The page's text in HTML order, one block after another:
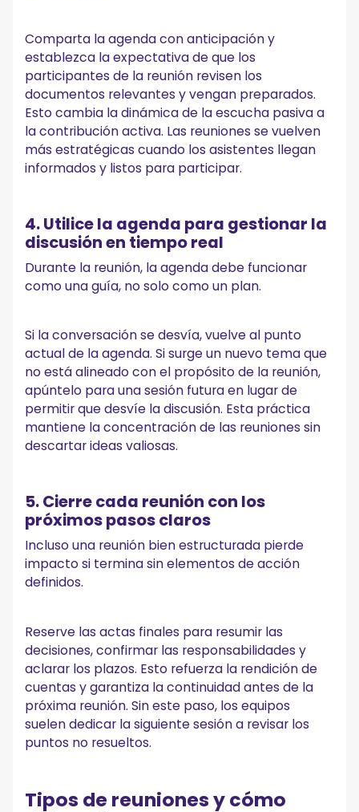
Comparta la agenda con anticipación y
establezca la expectativa de que los
participantes de la reunión revisen los
documentos relevantes y vengan preparados.
Esto cambia la dinámica de la escucha pasiva a
la contribución activa. Las reuniones se vuelven
más estratégicas cuando los asistentes llegan
informados y listos para participar.
4. Utilice la agenda para gestionar la
discusión en tiempo real
Durante la reunión, la agenda debe funcionar
como una guía, no solo como un plan.
Si la conversación se desvía, vuelve al punto
actual de la agenda. Si surge un nuevo tema que
no está alineado con el propósito de la reunión,
apúntelo para una sesión futura en lugar de
permitir que desvíe la discusión. Esta práctica
mantiene la concentración de las reuniones sin
descartar ideas valiosas.
5. Cierre cada reunión con los
próximos pasos claros
Incluso una reunión bien estructurada pierde
impacto si termina sin elementos de acción
definidos.
Reserve las actas finales para resumir las
decisiones, confirmar las responsabilidades y
aclarar los plazos. Esto refuerza la rendición de
cuentas y garantiza la continuidad antes de la
próxima reunión. Sin este paso, los equipos
suelen dedicar la siguiente sesión a revisar los
puntos no resueltos.
Tipos de reuniones y cómo